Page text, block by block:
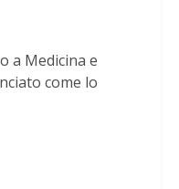
a Medicina e
come lo